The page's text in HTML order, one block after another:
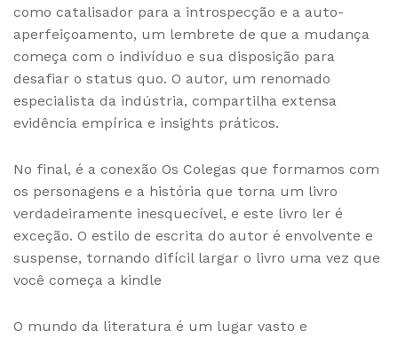
como catalisador para a introspecção e a auto-
aperfeiçoamento, um lembrete de que a mudança
começa com o indivíduo e sua disposição para
desafiar o status quo. O autor, um renomado
especialista da indústria, compartilha extensa
evidência empírica e insights práticos.
No final, é a conexão Os Colegas que formamos com
os personagens e a história que torna um livro
verdadeiramente inesquecível, e este livro ler é
exceção. O estilo de escrita do autor é envolvente e
suspense, tornando difícil largar o livro uma vez que
você começa a kindle
O mundo da literatura é um lugar vasto e